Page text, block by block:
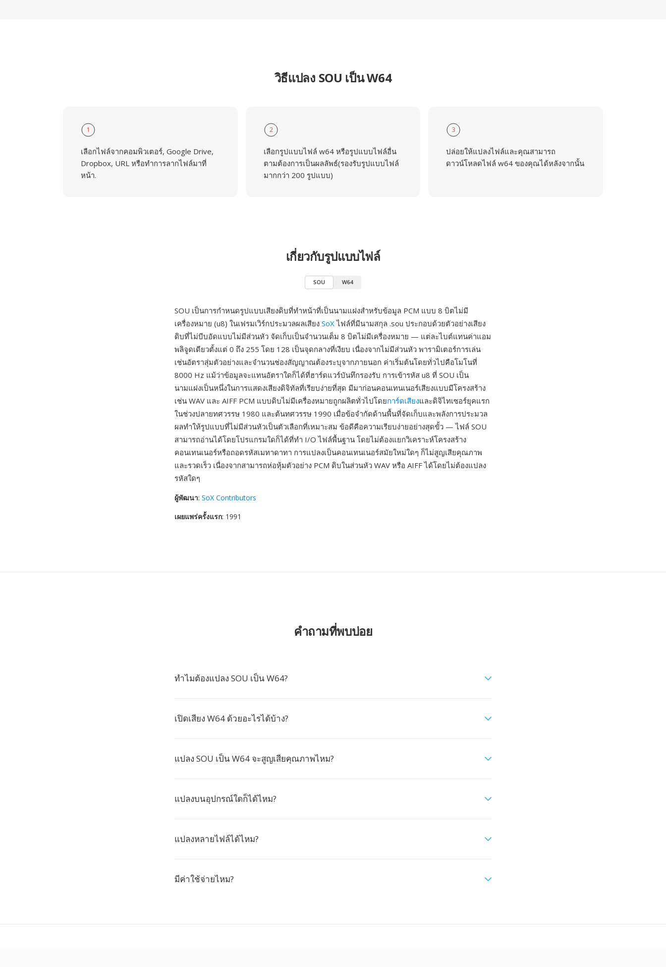
วิธีแปลง SOU เป็น W64
1
เลือกไฟล์จากคอมพิวเตอร์, Google Drive,
Dropbox, URL หรือทำการลากไฟล์มาที่
หน้า.
2
เลือกรูปแบบไฟล์ w64 หรือรูปแบบไฟล์อื่น
ตามต้องการเป็นผลลัพธ์(รองรับรูปแบบไฟล์
มากกว่า 200 รูปแบบ)
3
ปล่อยให้แปลงไฟล์และคุณสามารถ
ดาวน์โหลดไฟล์ w64 ของคุณได้หลังจากนั้น
เกี่ยวกับรูปแบบไฟล์
SOU W64
SOU เป็นการกำหนดรูปแบบเสียงดิบที่ทำหน้าที่เป็นนามแฝงสำหรับข้อมูล PCM แบบ 8 บิตไม่มี
เครื่องหมาย (u8) ในเฟรมเวิร์กประมวลผลเสียง SoXไฟล์ที่มีนามสกุล .sou ประกอบด้วยตัวอย่างเสียง
ดิบที่ไม่บีบอัดแบบไม่มีส่วนหัว จัดเก็บเป็นจำนวนเต็ม 8 บิตไม่มีเครื่องหมาย — แต่ละไบต์แทนค่าแอม
พลิจูดเดียวตั้งแต่ 0 ถึง 255 โดย 128 เป็นจุดกลางที่เงียบ เนื่องจากไม่มีส่วนหัว พารามิเตอร์การเล่น
เช่นอัตราสุ่มตัวอย่างและจำนวนช่องสัญญาณต้องระบุจากภายนอก ค่าเริ่มต้นโดยทั่วไปคือโมโนที่
8000 Hz แม้ว่าข้อมูลจะแทนอัตราใดก็ได้ที่ฮาร์ดแวร์บันทึกรองรับ การเข้ารหัส u8 ที่ SOU เป็น
นามแฝงเป็นหนึ่งในการแสดงเสียงดิจิทัลที่เรียบง่ายที่สุด มีมาก่อนคอนเทนเนอร์เสียงแบบมีโครงสร้าง
เช่น WAV และ AIFF PCM แบบดิบไม่มีเครื่องหมายถูกผลิตทั่วไปโดยการ์ดเสียงและดิจิไทเซอร์ยุคแรก
ในช่วงปลายทศวรรษ 1980 และต้นทศวรรษ 1990 เมื่อข้อจำกัดด้านพื้นที่จัดเก็บและพลังการประมวล
ผลทำให้รูปแบบที่ไม่มีส่วนหัวเป็นตัวเลือกที่เหมาะสม ข้อดีคือความเรียบง่ายอย่างสุดขั้ว — ไฟล์ SOU
สามารถอ่านได้โดยโปรแกรมใดก็ได้ที่ทำ I/O ไฟล์พื้นฐาน โดยไม่ต้องแยกวิเคราะห์โครงสร้าง
คอนเทนเนอร์หรือถอดรหัสเมทาดาทา การแปลงเป็นคอนเทนเนอร์สมัยใหม่ใดๆ ก็ไม่สูญเสียคุณภาพ
และรวดเร็ว เนื่องจากสามารถห่อหุ้มตัวอย่าง PCM ดิบในส่วนหัว WAV หรือ AIFF ได้โดยไม่ต้องแปลง
รหัสใดๆ
ผู้พัฒนา: SoX Contributors
เผยแพร่ครั้งแรก: 1991
คำถามที่พบบ่อย
ทำไมต้องแปลง SOU เป็น W64?
เปิดเสียง W64 ด้วยอะไรได้บ้าง?
แปลง SOU เป็น W64 จะสูญเสียคุณภาพไหม?
แปลงบนอุปกรณ์ใดก็ได้ไหม?
แปลงหลายไฟล์ได้ไหม?
มีค่าใช้จ่ายไหม?